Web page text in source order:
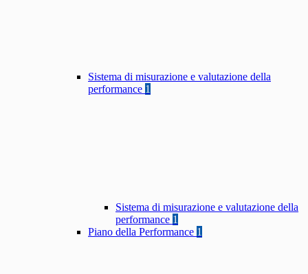
Sistema di misurazione e valutazione della
performance 1
Sistema di misurazione e valutazione della
performance 1
Piano della Performance 1